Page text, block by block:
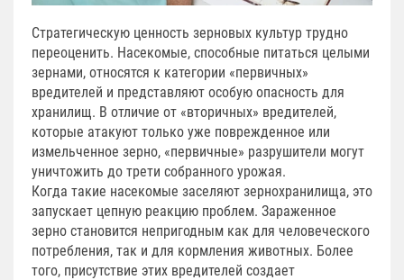
Стратегическую ценность зерновых культур трудно
переоценить. Насекомые, способные питаться целыми
зернами, относятся к категории «первичных»
вредителей и представляют особую опасность для
хранилищ. В отличие от «вторичных» вредителей,
которые атакуют только уже поврежденное или
измельченное зерно, «первичные» разрушители могут
уничтожить до трети собранного урожая.
Когда такие насекомые заселяют зернохранилища, это
запускает цепную реакцию проблем. Зараженное
зерно становится непригодным как для человеческого
потребления, так и для кормления животных. Более
того, присутствие этих вредителей создает